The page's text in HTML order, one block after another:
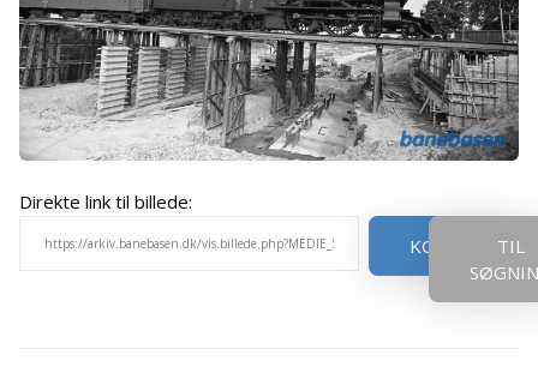
Direkte link til billede:
KOPIER
TIL